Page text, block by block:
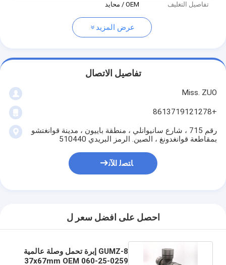
تفاصيل التغليف
OEM / محايد
عرض المزيد
تفاصيل الاتصال
Miss. ZUO
+8613719121278
رقم 715 ، شارع سانيوانلي ، منطقة باييون ، مدينة قوانغتشو
بمقاطعة قوانغدونغ ، الصين. الرمز البريدي 510440
ﺎﺘﺼﻟ ﺍﻶﻧ
احصل على افضل سعر ل
GUMZ-8 إبرة تحمل وصلة عالمية
0259-25-060 37x67mm OEM